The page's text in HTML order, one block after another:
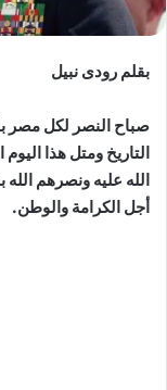
بقلم رودى نبيل
صباح النصر لكل مصر
التاريخ ومتل هذا
الله عليه ونصرهم
أجل الكرامة والوطن.